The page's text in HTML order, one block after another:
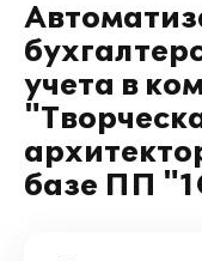
учета в
базе ПП